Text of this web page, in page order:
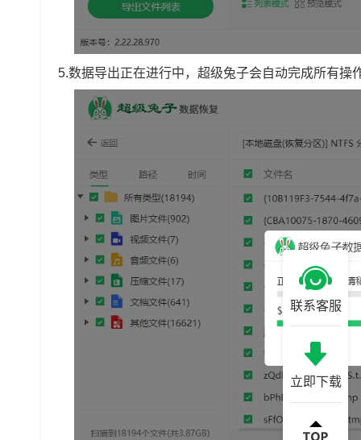
5.数据导出正在进行中，超级兔子会自动完成所有
联系客服
立即下载